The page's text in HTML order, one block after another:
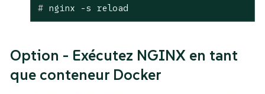
# nginx -s reload
Option - Exécutez NGINX en tant
que conteneur Docker